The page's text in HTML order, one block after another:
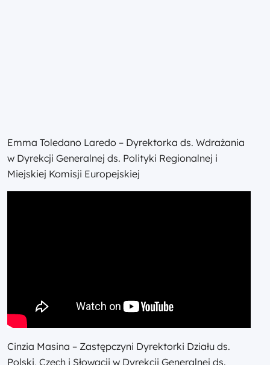
Emma Toledano Laredo – Dyrektorka ds. Wdrażania
w Dyrekcji Generalnej ds. Polityki Regionalnej i
Miejskiej Komisji Europejskiej
Cinzia Masina – Zastępczyni Dyrektorki Działu ds.
Polski, Czech i Słowacji w Dyrekcji Generalnej ds.